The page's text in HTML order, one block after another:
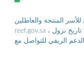
المنتجة والعاطلين ،
reef.gov.sa ، شروط التسجيل في وثيقة العمل الحر ، تاريخ نزول
الريفي للتواصل مع